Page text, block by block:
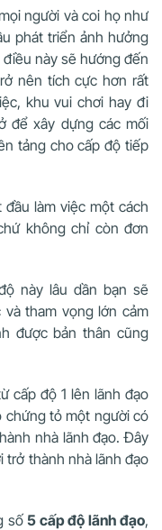
người và coi họ như
phát triển ảnh hưởng
này sẽ hướng đến
nên tích cực hơn rất
khu vui chơi hay đi
để xây dựng các mối
tảng cho cấp độ tiếp
làm việc một cách
không chỉ còn đơn
này lâu dần bạn sẽ
tham vọng lớn cảm
được bản thân cũng
cấp độ 1 lên lãnh đạo
chứng tỏ một người có
nhà lãnh đạo. Đây
trở thành nhà lãnh đạo
số5 cấp độ lãnh đạo,